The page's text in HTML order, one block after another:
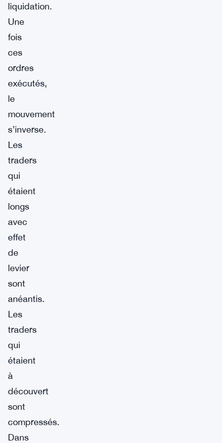
liquidation.
Une
fois
ces
ordres
exécutés,
le
mouvement
s’inverse.
Les
traders
qui
étaient
longs
avec
effet
de
levier
sont
anéantis.
Les
traders
qui
étaient
à
découvert
sont
compressés.
Dans